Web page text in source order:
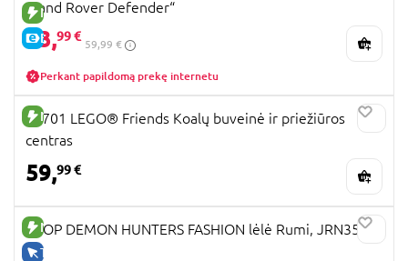
NAUJA PREKĖ
E-KAINA
„Land Rover Defender“
53,99 €
59,99 €
Perkant papildomą prekę internetu
NAUJA PREKĖ
42701 LEGO® Friends Koalų buveinė ir priežiūros
centras
59,99 €
NAUJA PREKĖ
TIK INTERNETU
KPOP DEMON HUNTERS FASHION lėlė Rumi, JRN35